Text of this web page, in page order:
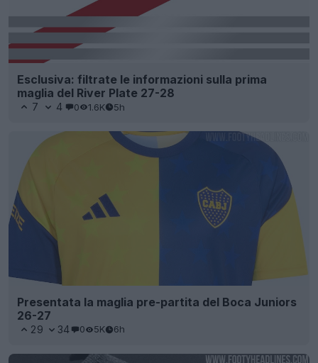
Esclusiva: filtrate le informazioni sulla prima
maglia del River Plate 27-28
7 4 0 1.6K 5h
Presentata la maglia pre-partita del Boca Juniors
26-27
29 34 0 5K 6h